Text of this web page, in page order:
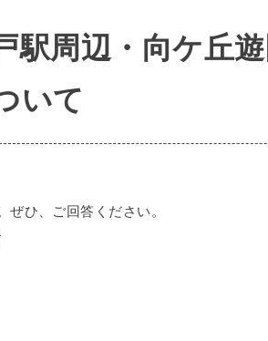
駅周辺・向ケ丘
いて
ぜひ、ご回答ください。